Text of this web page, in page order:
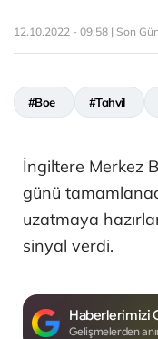
12.10.2022 - 09:58 | Son
#Boe #Tahvil
İngiltere Merkez
günü
uzatmaya
sinyal verdi.
Haberlerimizi
Gelişmelerden